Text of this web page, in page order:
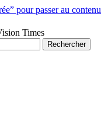
pour passer au contenu
Times